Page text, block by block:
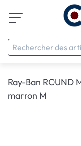
Ray-Ban ROUND
marron M